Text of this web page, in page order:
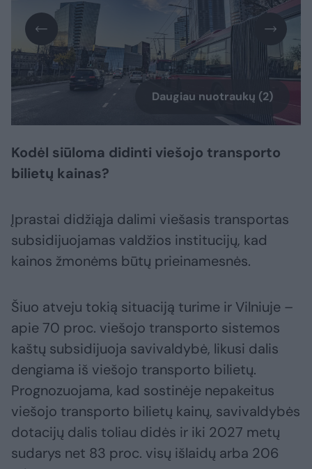
Daugiau nuotraukų (2)
Kodėl siūloma didinti viešojo transporto
bilietų kainas?
Įprastai didžiąja dalimi viešasis transportas
subsidijuojamas valdžios institucijų, kad
kainos žmonėms būtų prieinamesnės.
Šiuo atveju tokią situaciją turime ir Vilniuje –
apie 70 proc. viešojo transporto sistemos
kaštų subsidijuoja savivaldybė, likusi dalis
dengiama iš viešojo transporto bilietų.
Prognozuojama, kad sostinėje nepakeitus
viešojo transporto bilietų kainų, savivaldybės
dotacijų dalis toliau didės ir iki 2027 metų
sudarys net 83 proc. visų išlaidų arba 206